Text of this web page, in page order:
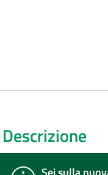
Descrizione